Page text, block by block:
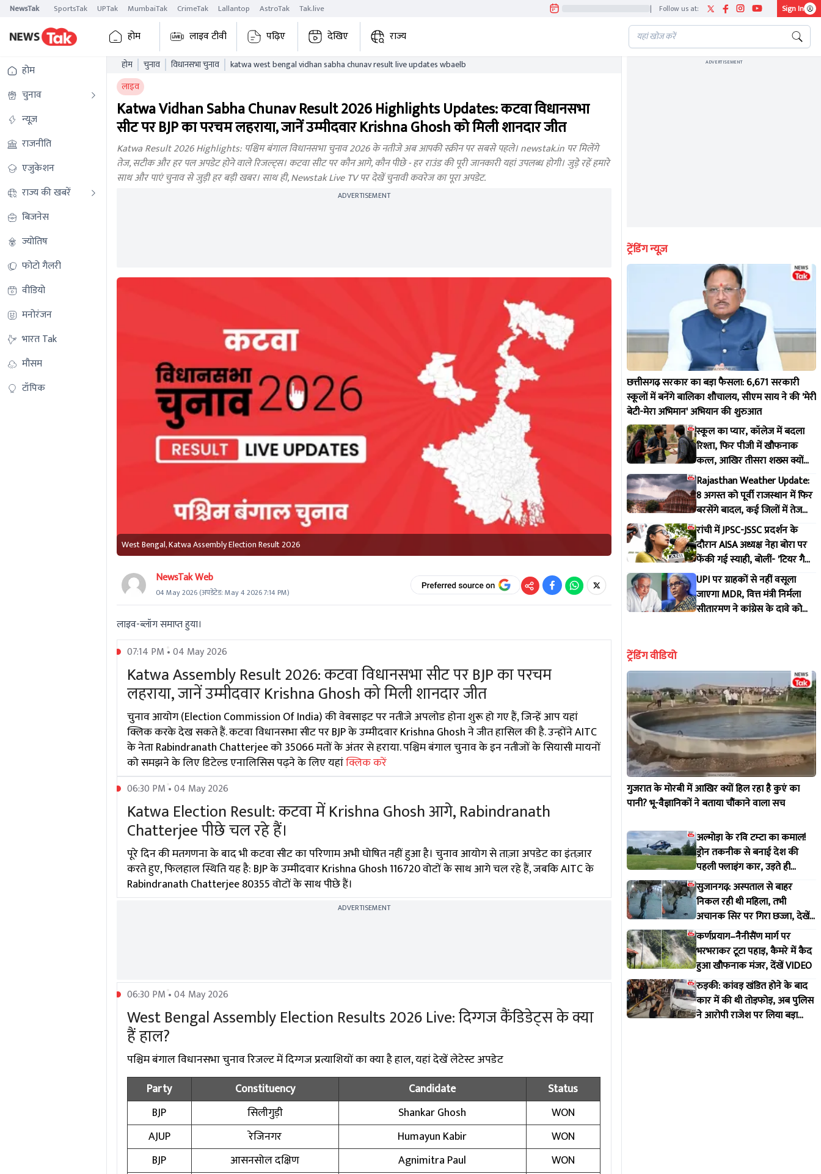
NewsTak SportsTak UPTak MumbaiTak CrimeTak Lallantop AstroTak Tak.live | Follow us at: Sign In
होम लाइव टीवी पढ़िए देखिए राज्य
होम
चुनाव
न्यूज़
राजनीति
एजुकेशन
राज्य की खबरें
बिजनेस
ज्योतिष
फोटो गैलरी
वीडियो
मनोरंजन
भारत Tak
मौसम
टॉपिक
होम चुनाव विधानसभा चुनाव
katwa west bengal vidhan sabha chunav result live updates wbaelb
लाइव
Katwa Vidhan Sabha Chunav Result 2026 Highlights Updates: कटवा विधानसभा
सीट पर BJP का परचम लहराया, जानें उम्मीदवार Krishna Ghosh को मिली शानदार जीत
Katwa Result 2026 Highlights: पश्चिम बंगाल विधानसभा चुनाव 2026 के नतीजे अब आपकी स्क्रीन पर सबसे पहले। newstak.in पर मिलेंगे
तेज, सटीक और हर पल अपडेट होने वाले रिजल्ट्स। कटवा सीट पर कौन आगे, कौन पीछे - हर राउंड की पूरी जानकारी यहां उपलब्ध होगी। जुड़े रहें हमारे
साथ और पाएं चुनाव से जुड़ी हर बड़ी खबर। साथ ही, Newstak Live TV पर देखें चुनावी कवरेज का पूरा अपडेट.
ADVERTISEMENT
West Bengal, Katwa Assembly Election Result 2026
NewsTak Web
04 May 2026(अपडेटेड: May 4 2026 7:14 PM)
लाइव-ब्लॉग समाप्त हुया।
07:14 PM • 04 May 2026
Katwa Assembly Result 2026: कटवा विधानसभा सीट पर BJP का परचम
लहराया, जानें उम्मीदवार Krishna Ghosh को मिली शानदार जीत
चुनाव आयोग (Election Commission Of India) की वेबसाइट पर नतीजे अपलोड होना शुरू हो गए हैं, जिन्हें आप यहां
क्लिक करके देख सकते हैं. कटवा विधानसभा सीट पर BJP के उम्मीदवार Krishna Ghosh ने जीत हासिल की है. उन्होंने AITC
के नेता Rabindranath Chatterjee को 35066 मतों के अंतर से हराया. पश्चिम बंगाल चुनाव के इन नतीजों के सियासी मायनों
को समझने के लिए डिटेल्ड एनालिसिस पढ़ने के लिए यहांक्लिक करें
06:30 PM • 04 May 2026
Katwa Election Result: कटवा में Krishna Ghosh आगे, Rabindranath
Chatterjee पीछे चल रहे हैं।
पूरे दिन की मतगणना के बाद भी कटवा सीट का परिणाम अभी घोषित नहीं हुआ है। चुनाव आयोग से ताज़ा अपडेट का इंतज़ार
करते हुए, फिलहाल स्थिति यह है: BJP के उम्मीदवार Krishna Ghosh 116720 वोटों के साथ आगे चल रहे हैं, जबकि AITC के
Rabindranath Chatterjee 80355 वोटों के साथ पीछे हैं।
ADVERTISEMENT
06:30 PM • 04 May 2026
West Bengal Assembly Election Results 2026 Live: दिग्गज कैंडिडेट्स के क्या
हैं हाल?
पश्चिम बंगाल विधानसभा चुनाव रिजल्ट में दिग्गज प्रत्याशियों का क्या है हाल, यहां देखें लेटेस्ट अपडेट
Party
Constituency Candidate
Status
BJP
सिलीगुड़ी Shankar Ghosh
WON
AJUP
रेजिनगर Humayun Kabir
WON
BJP
आसनसोल दक्षिण Agnimitra Paul
WON
ADVERTISEMENT
ट्रेंडिंग न्यूज़
छत्तीसगढ़ सरकार का बड़ा फैसला: 6,671 सरकारी
स्कूलों में बनेंगे बालिका शौचालय, सीएम साय ने की 'मेरी
बेटी-मेरा अभिमान' अभियान की शुरुआत
स्कूल का प्यार, कॉलेज में बदला
रिश्ता, फिर पीजी में खौफनाक
कत्ल, आखिर तीसरा शख्स क्यों
बना जान का दुश्मन
Rajasthan Weather Update:
8 अगस्त को पूर्वी राजस्थान में फिर
बरसेंगे बादल, कई जिलों में तेज
बारिश के आसार
रांची में JPSC-JSSC प्रदर्शन के
दौरान AISA अध्यक्ष नेहा बोरा पर
फेंकी गई स्याही, बोलीं- 'टियर गैस
और लाठियों से नहीं डरे, तो स्याही
से क्या डरेंगे'
UPI पर ग्राहकों से नहीं वसूला
जाएगा MDR, वित्त मंत्री निर्मला
सीतारमण ने कांग्रेस के दावे को
ट्रेंडिंग वीडियो
गुजरात के मोरबी में आखिर क्यों हिल रहा है कुएं का
पानी? भू-वैज्ञानिकों ने बताया चौंकाने वाला सच
अल्मोड़ा के रवि टम्टा का कमाल!
ड्रोन तकनीक से बनाई देश की
पहली फ्लाइंग कार, उड़ते ही
वायरल हुआ वीडियो
सुजानगढ़: अस्पताल से बाहर
निकल रही थी महिला, तभी
अचानक सिर पर गिरा छज्जा, देखें
VIDEO
कर्णप्रयाग–नैनीसैंण मार्ग पर
भरभराकर टूटा पहाड़, कैमरे में कैद
हुआ खौफनाक मंजर, देंखें VIDEO
रुड़की: कांवड़ खंडित होने के बाद
कार में की थी तोड़फोड़, अब पुलिस
ने आरोपी राजेश पर लिया बड़ा